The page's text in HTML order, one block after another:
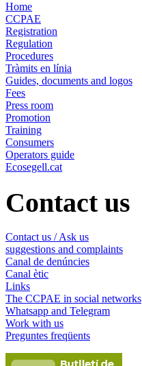
Home
CCPAE
Registration
Regulation
Procedures
Tràmits en línia
Guides, documents and logos
Fees
Press room
Promotion
Training
Consumers
Operators guide
Ecosegell.cat
Contact us
Contact us / Ask us
suggestions and complaints
Canal de denúncies
Canal ètic
Links
The CCPAE in social networks
Whatsapp and Telegram
Work with us
Preguntes freqüents